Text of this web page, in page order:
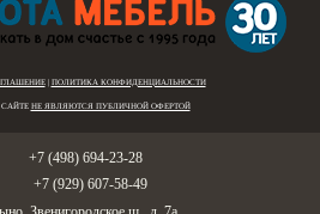
| ПОЛИТИКА КОНФИДЕНЦИАЛЬНОСТИ
НЕ ЯВЛЯЮТСЯ ПУБЛИЧНОЙ ОФЕРТОЙ
+7 (498) 694-23-28
+7 (929) 607-58-49